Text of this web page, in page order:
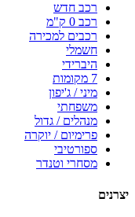
רכב חדש
רכב 0 ק"מ
רכבים למכירה
חשמלי
היברידי
7 מקומות
מיני / ג'יפון
משפחתי
מנהלים / גדול
פרימיום / יוקרה
ספורטיבי
מסחרי וטנדר
יצרנים